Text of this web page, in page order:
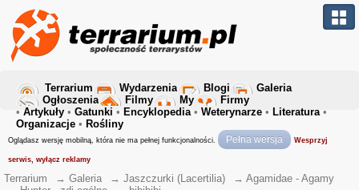
Terrarium Wydarzenia Blogi
Galeria
Ogłoszenia
Filmy My
Firmy
• Artykuły • Gatunki • Encyklopedia• Weterynarze • Literatura•
Organizacje • Rośliny
Oglądasz wersję mobilną, która nie ma pełnej funkcjonalności. Pełna wersja Wesprzyj
serwis, wyłącz reklamy
Terrarium → Galeria → Jaszczurki (Lacertilia) → Agamidae - Agamy